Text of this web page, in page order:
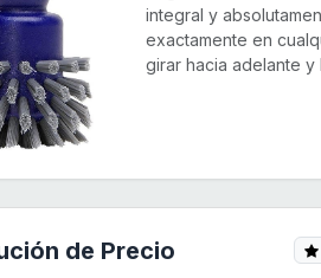
integral y
exactamente en
girar hacia adelante y
de Precio